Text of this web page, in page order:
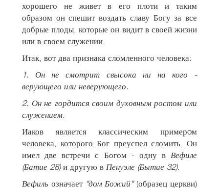
хорошего не живет в его плоти и таким
образом он спешит воздать славу Богу за все
добрые плоды, которые он видит в своей жизни
или в своем служении.
Итак, вот два признака сломленного человека:
1. Он не смотрит свысока ни на кого -
верующего или неверующего.
2. Он не гордится своим духовным ростом или
служением.
Иаков является классическим примерoм
человека, которого Бог преуспел сломить. Он
имел две встречи с Богом - одну в Вефиле
(Батие 28)и другую в Пенуэле (Бытие 32).
Вефиль означает "дом Божий"(образец церкви)